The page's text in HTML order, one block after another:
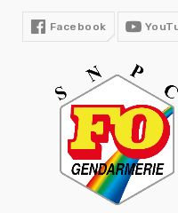
Facebook